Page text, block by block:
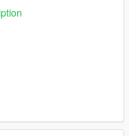
what the game
~it can fix all game
package, don't worry